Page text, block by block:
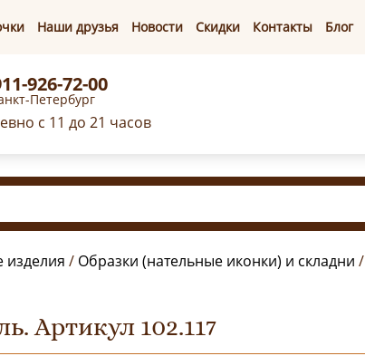
Наши друзья Новости Скидки Контакты Блог
926-72-00
Петербург
с 11 до 21 часов
/ Образки (нательные иконки) и складни /
Aртикул 102.117